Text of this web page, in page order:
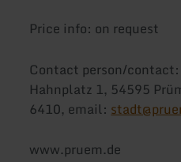
Price info: on request
Contact person/
Hahnplatz 1, 54595
6410, email:
www.pruem.de